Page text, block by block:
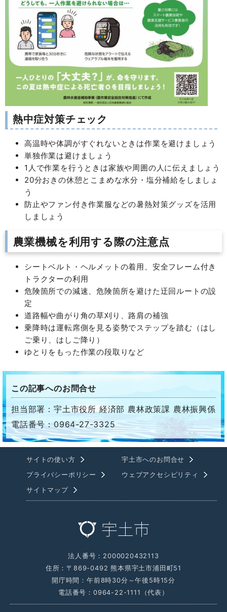
熱中症対策チェック
高温時や体調がすぐれないときは作業を避けましょう
単独作業は避けましょう
1人で作業を行うときは家族や周囲の人に伝えましょう
20分おきの休憩とこまめな水分・塩分補給をしましょ
う
防止やファン付き作業服などの暑熱対策グッズを活用
しましょう
農業機械を利用する際の注意点
シートベルト・ヘルメットの着用、安全フレーム付き
トラクターの利用
危険箇所での減速、危険箇所を避けた迂回ルートの設
定
道路幅や曲がり角の草刈り、路肩の補強
乗降時は運転席側を見る姿勢でステップを踏む（はし
ご乗り、はしご降り）
ゆとりをもった作業の段取りなど
この記事へのお問合せ
担当部署：宇土市役所 経済部 農林政策課 農林振興係
電話番号：0964-27-3325
サイトの使い方
宇土市へのお問合せ
プライバシーポリシー
ウェブアクセシビリティ
サイトマップ
法人番号：2000020432113
住所：〒869-0492 熊本県宇土市浦田町51
開庁時間：午前8時30分～午後5時15分
電話番号：0964-22-1111（代表）